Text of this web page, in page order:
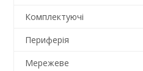
Комплектуючі
Периферія
Мережеве